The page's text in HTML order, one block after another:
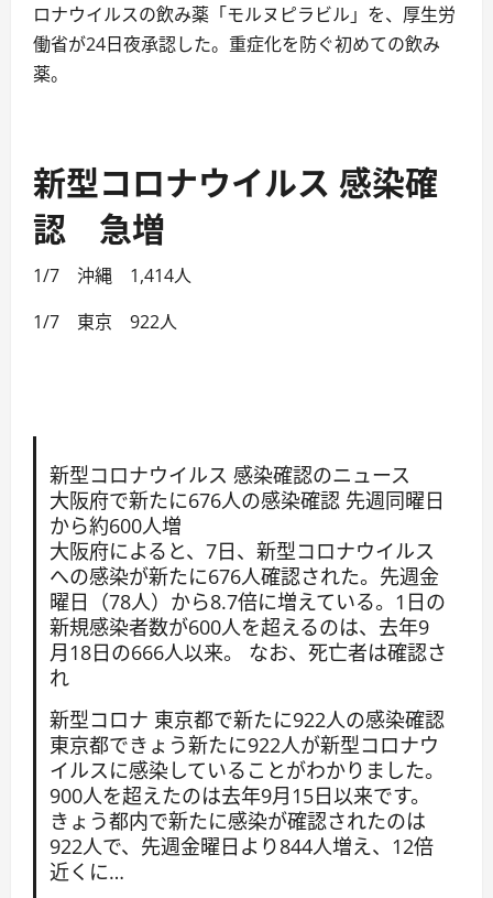
ロナウイルスの飲み薬「モルヌピラビル」を、厚生労
働省が24日夜承認した。重症化を防ぐ初めての飲み
薬。
新型コロナウイルス 感染確
認 急増
1/7 沖縄 1,414人
1/7 東京 922人
新型コロナウイルス 感染確認のニュース
大阪府で新たに676人の感染確認 先週同曜日
から約600人増
大阪府によると、7日、新型コロナウイルス
への感染が新たに676人確認された。先週金
曜日（78人）から8.7倍に増えている。1日の
新規感染者数が600人を超えるのは、去年9
月18日の666人以来。 なお、死亡者は確認さ
れ
新型コロナ 東京都で新たに922人の感染確認
東京都できょう新たに922人が新型コロナウ
イルスに感染していることがわかりました。
900人を超えたのは去年9月15日以来です。
きょう都内で新たに感染が確認されたのは
922人で、先週金曜日より844人増え、12倍
近くに…